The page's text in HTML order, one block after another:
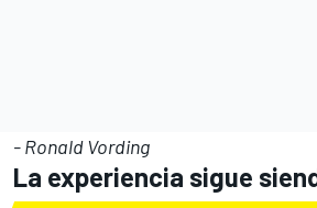
- Ronald Vording
La experiencia sigue